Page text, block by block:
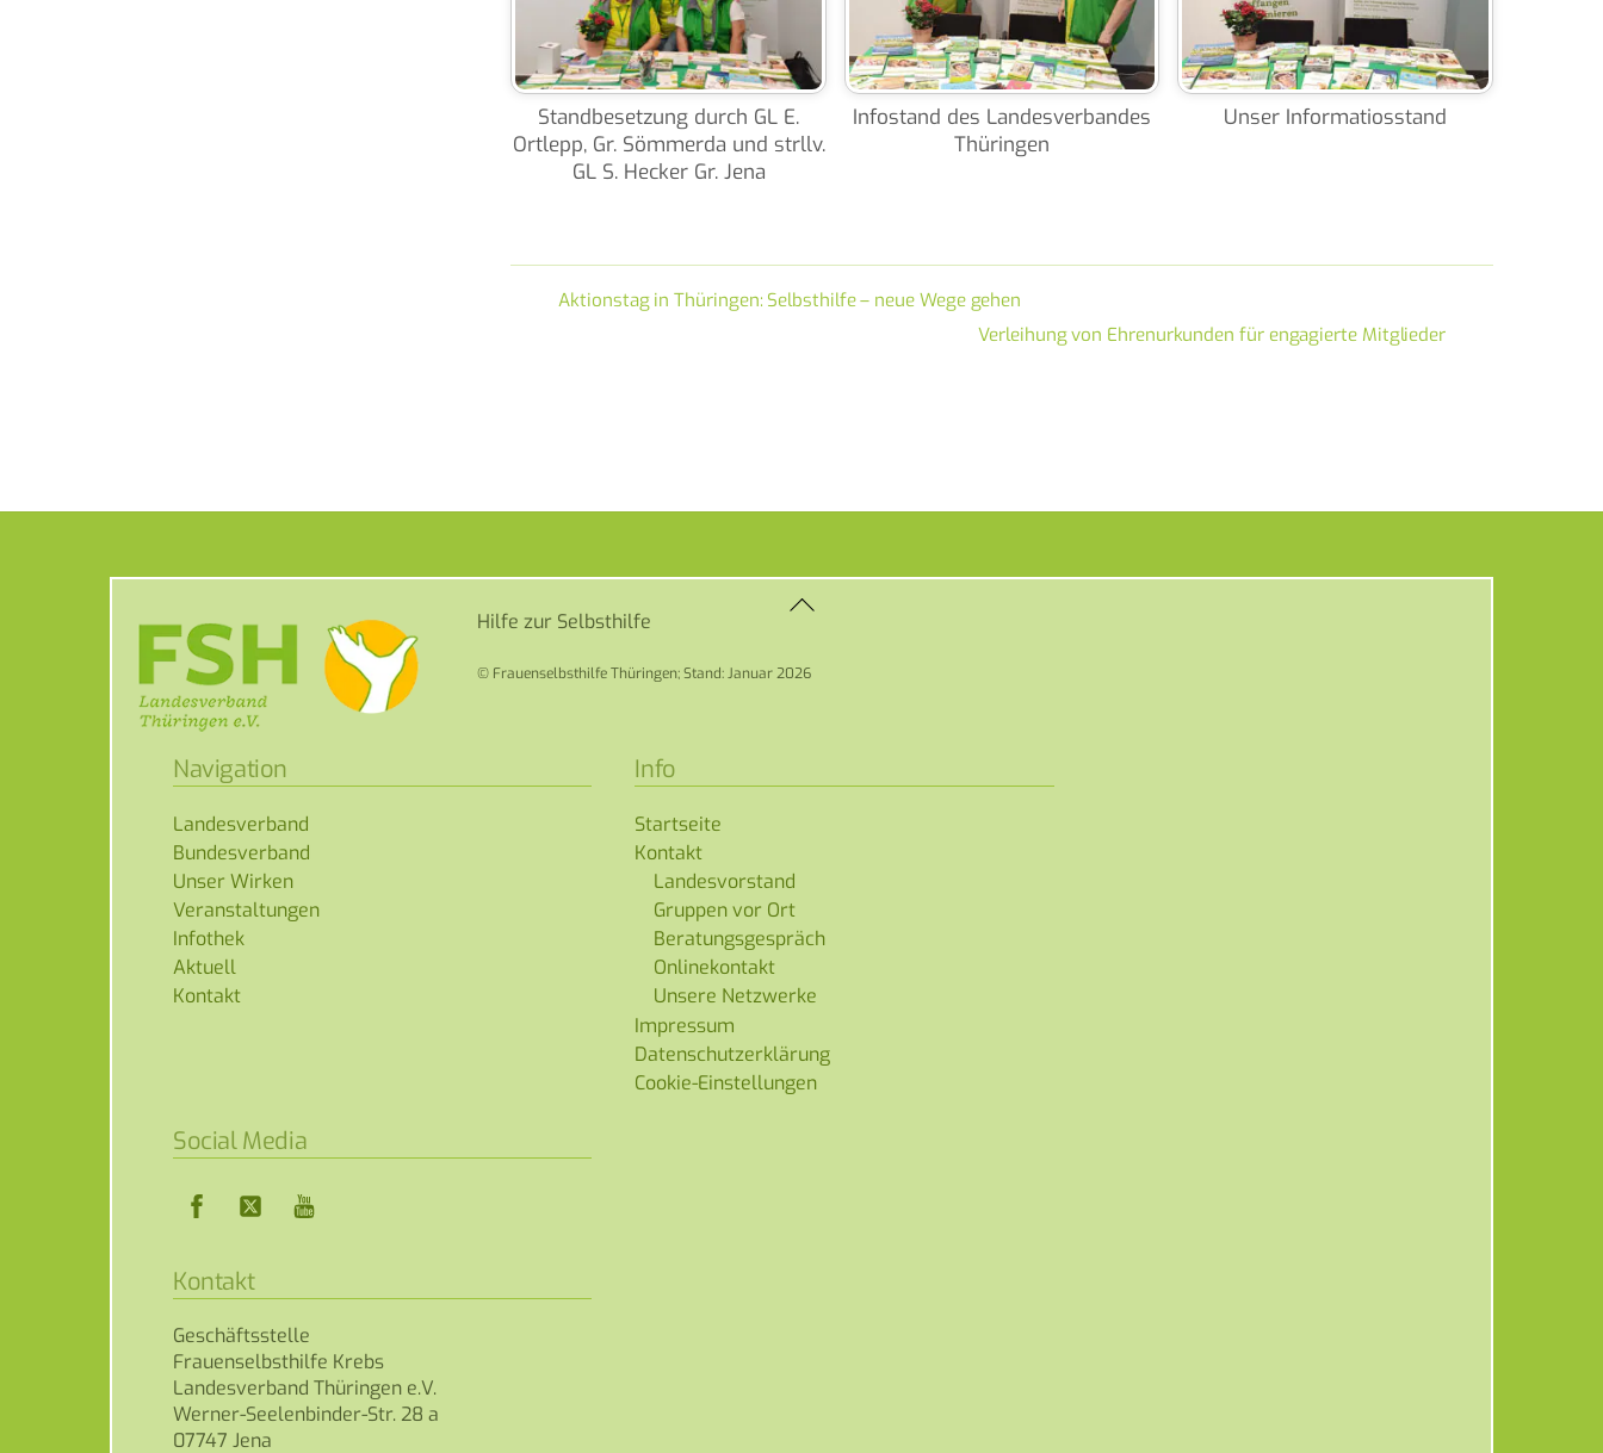
Standbesetzung durch GL E.
Ortlepp, Gr. Sömmerda und strllv.
GL S. Hecker Gr. Jena
Infostand des Landesverbandes
Thüringen
Unser Informatiosstand
Aktionstag in Thüringen: Selbsthilfe – neue Wege gehen
Verleihung von Ehrenurkunden für engagierte Mitglieder
Back
Hilfe zur Selbsthilfe
© Frauenselbsthilfe Thüringen; Stand: Januar 2026
Navigation
Landesverband
Bundesverband
Unser Wirken
Veranstaltungen
Infothek
Aktuell
Kontakt
Info
Startseite
Kontakt
Landesvorstand
Gruppen vor Ort
Beratungsgespräch
Onlinekontakt
Unsere Netzwerke
Impressum
Datenschutzerklärung
Cookie-Einstellungen
Social Media
FacebookTwitter
Kontakt
Geschäftsstelle
Frauenselbsthilfe Krebs
Landesverband Thüringen e.V.
Werner-Seelenbinder-Str. 28 a
07747 Jena